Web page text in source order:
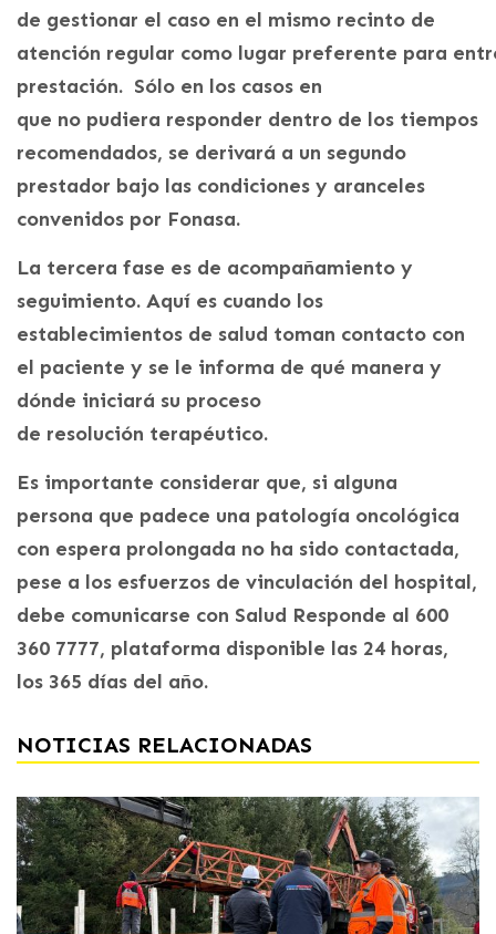
de gestionar el caso en el mismo recinto de
atención regular como lugar preferente para
prestación. Sólo en los casos en
que no pudiera responder dentro de los tiempos
recomendados, se derivará a un segundo
prestador bajo las condiciones y aranceles
convenidos por Fonasa.
La tercera fase es de acompañamiento y
seguimiento. Aquí es cuando los
establecimientos de salud toman contacto con
el paciente y se le informa de qué manera y
dónde iniciará su proceso
de resolución terapéutico.
Es importante considerar que, si alguna
persona que padece una patología oncológica
con espera prolongada no ha sido contactada,
pese a los esfuerzos de vinculación del hospital,
debe comunicarse con Salud Responde al 600
360 7777, plataforma disponible las 24 horas,
los 365 días del año.
NOTICIAS RELACIONADAS